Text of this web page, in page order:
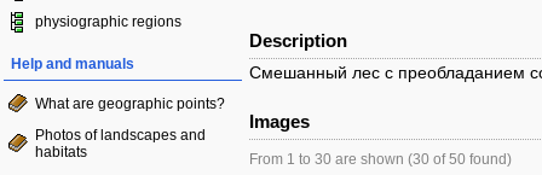
physiographic regions
Help and manuals
What are geographic points?
Photos of landscapes and
habitats
Description
Смешанный лес с преобладанием
Images
From 1 to 30 are shown (30 of 50 found)